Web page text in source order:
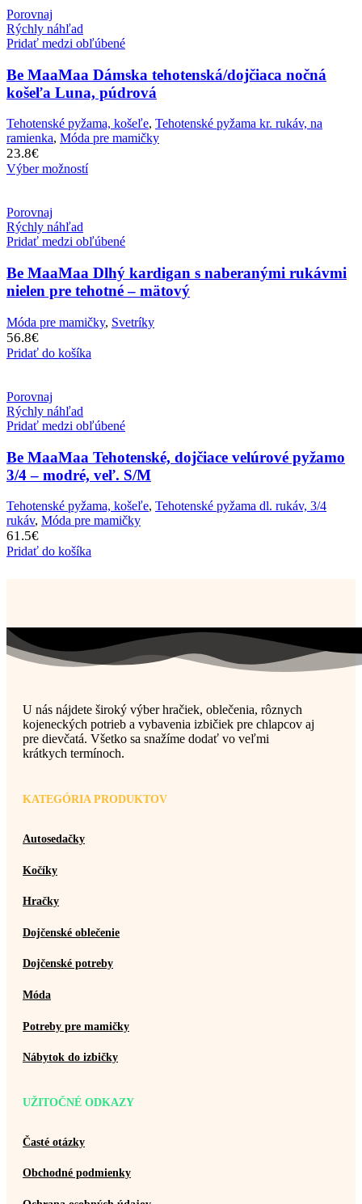
Porovnaj
Rýchly náhľad
Pridať medzi obľúbené
Be MaaMaa Dámska tehotenská/dojčiaca nočná
košeľa Luna, púdrová
Tehotenské pyžama, košeľe, Tehotenské pyžama kr. rukáv, na
ramienka, Móda pre mamičky
23.8€
Výber možností
Porovnaj
Rýchly náhľad
Pridať medzi obľúbené
Be MaaMaa Dlhý kardigan s naberanými rukávmi
nielen pre tehotné – mätový
Móda pre mamičky, Svetríky
56.8€
Pridať do košíka
Porovnaj
Rýchly náhľad
Pridať medzi obľúbené
Be MaaMaa Tehotenské, dojčiace velúrové pyžamo
3/4 – modré, veľ. S/M
Tehotenské pyžama, košeľe, Tehotenské pyžama dl. rukáv, 3/4
rukáv, Móda pre mamičky
61.5€
Pridať do košíka
U nás nájdete široký výber hračiek, oblečenia, rôznych
kojeneckých potrieb a vybavenia izbičiek pre chlapcov aj
pre dievčatá. Všetko sa snažíme dodať vo veľmi
krátkych termínoch.
KATEGÓRIA PRODUKTOV
Autosedačky
Kočíky
Hračky
Dojčenské oblečenie
Dojčenské potreby
Móda
Potreby pre mamičky
Nábytok do izbičky
UŽITOČNÉ ODKAZY
Časté otázky
Obchodné podmienky